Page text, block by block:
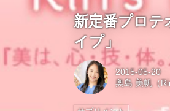
新定番プロテ
イプ」
2015-05-20
奥島 美帆（